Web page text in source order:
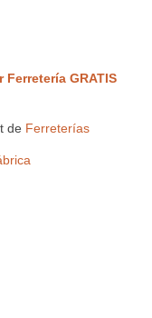
Ferretería GRATIS
de Ferreterías